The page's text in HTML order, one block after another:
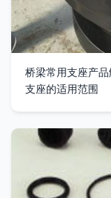
桥梁常用支座产
支座的适用范围